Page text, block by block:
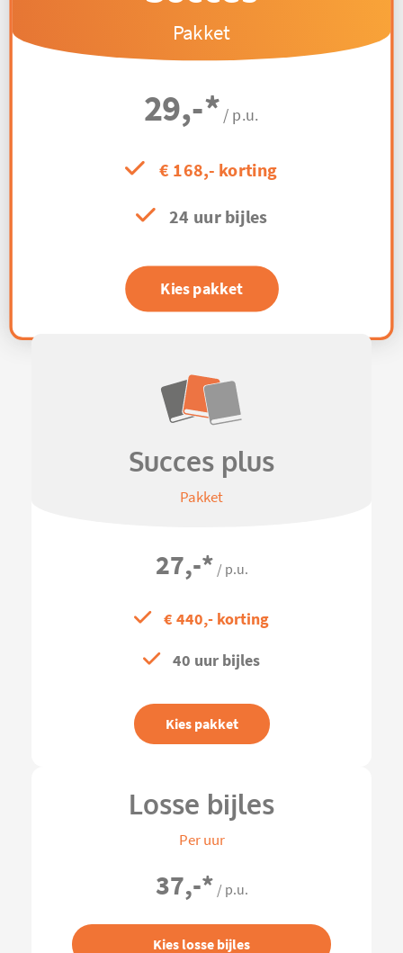
Pakket
29,-* / p.u.
€ 168,- korting
24 uur bijles
Kies pakket
Succes plus
Pakket
27,-* / p.u.
€ 440,- korting
40 uur bijles
Kies pakket
Losse bijles
Per uur
37,-* / p.u.
Kies losse bijles